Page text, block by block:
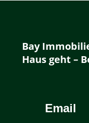
Bay
Haus geht –
Email